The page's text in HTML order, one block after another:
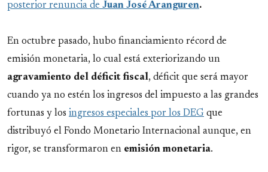
posterior renuncia de Juan José Aranguren.
En octubre pasado, hubo financiamiento récord de
emisión monetaria, lo cual está exteriorizando un
agravamiento del déficit fiscal, déficit que será mayor
cuando ya no estén los ingresos del impuesto a las grandes
fortunas y los ingresos especiales por los DEG que
distribuyó el Fondo Monetario Internacional aunque, en
rigor, se transformaron en emisión monetaria.